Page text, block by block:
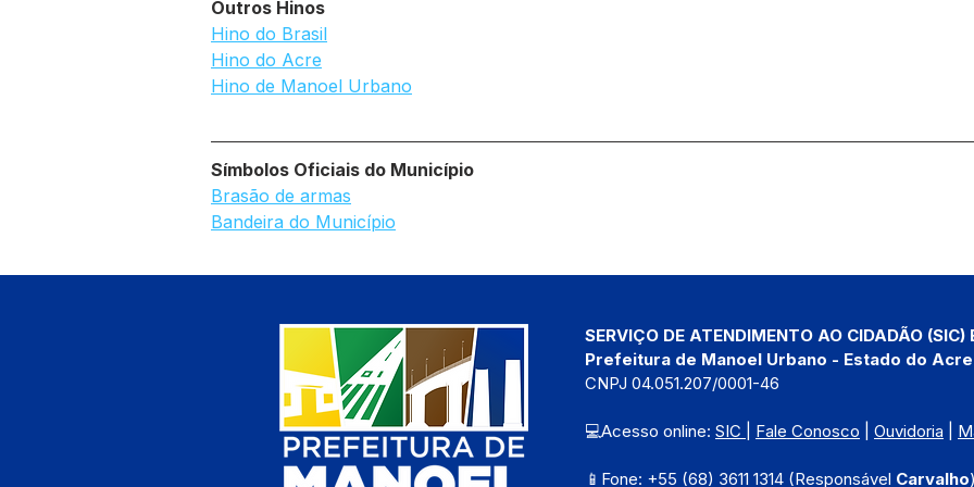
Outros Hinos
Hino do Brasil
Hino do Acre
Hino de Manoel Urbano
Símbolos Oficiais do Município
Brasão de armas
Bandeira do Município
SERVIÇO DE ATENDIMENTO AO CIDADÃO (SIC)
Prefeitura de Manoel Urbano - Estado do Acre
CNPJ 04.051.207/0001-46
💻Acesso online: SIC Fale Conosco Ouvidoria
📱Fone: +55 (68) 3611 1314 (Responsável Carvalho)